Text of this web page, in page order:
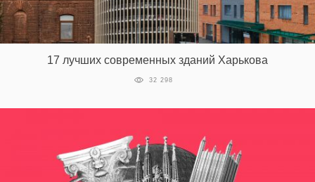
17 лучших современных зданий Харькова
32 298